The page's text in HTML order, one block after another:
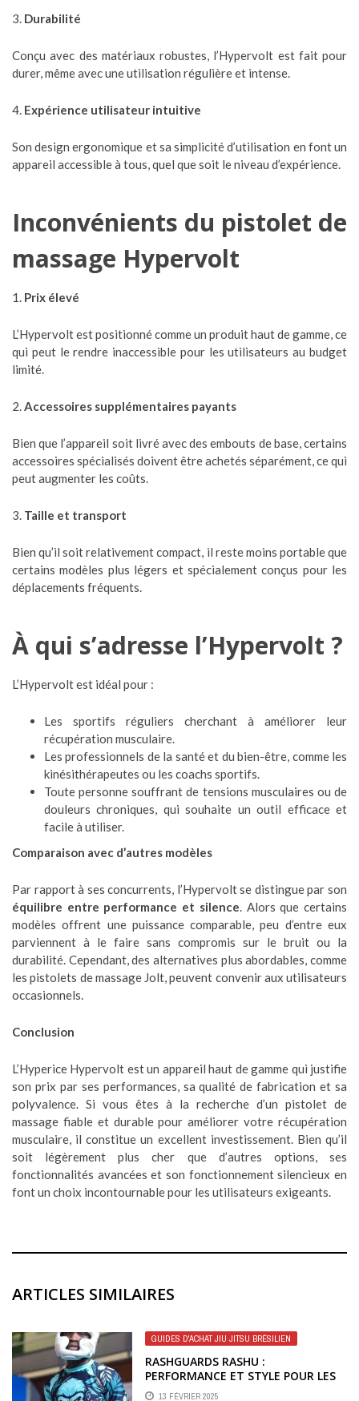
3. Durabilité
Conçu avec des matériaux robustes, l’Hypervolt est fait pour
durer, même avec une utilisation régulière et intense.
4. Expérience utilisateur intuitive
Son design ergonomique et sa simplicité d’utilisation en font un
appareil accessible à tous, quel que soit le niveau d’expérience.
Inconvénients du pistolet de
massage Hypervolt
1. Prix élevé
L’Hypervolt est positionné comme un produit haut de gamme, ce
qui peut le rendre inaccessible pour les utilisateurs au budget
limité.
2.Accessoires supplémentaires payants
Bien que l’appareil soit livré avec des embouts de base, certains
accessoires spécialisés doivent être achetés séparément, ce qui
peut augmenter les coûts.
3. Taille et transport
Bien qu’il soit relativement compact, il reste moins portable que
certains modèles plus légers et spécialement conçus pour les
déplacements fréquents.
À qui s’adresse l’Hypervolt ?
L’Hypervolt est idéal pour :
Les sportifs réguliers cherchant à améliorer leur
récupération musculaire.
Les professionnels de la santé et du bien-être, comme les
kinésithérapeutes ou les coachs sportifs.
Toute personne souffrant de tensions musculaires ou de
douleurs chroniques, qui souhaite un outil efficace et
facile à utiliser.
Comparaison avec d’autres modèles
Par rapport à ses concurrents, l’Hypervolt se distingue par son
équilibre entre performance et silence. Alors que certains
modèles offrent une puissance comparable, peu d’entre eux
parviennent à le faire sans compromis sur le bruit ou la
durabilité. Cependant, des alternatives plus abordables, comme
les pistolets de massage Jolt, peuvent convenir aux utilisateurs
occasionnels.
Conclusion
L’Hyperice Hypervolt est un appareil haut de gamme qui justifie
son prix par ses performances, sa qualité de fabrication et sa
polyvalence. Si vous êtes à la recherche d’un pistolet de
massage fiable et durable pour améliorer votre récupération
musculaire, il constitue un excellent investissement. Bien qu’il
soit légèrement plus cher que d’autres options, ses
fonctionnalités avancées et son fonctionnement silencieux en
font un choix incontournable pour les utilisateurs exigeants.
ARTICLES SIMILAIRES
GUIDES D'ACHAT JIU JITSU BRÉSILIEN
RASHGUARDS RASHU :
PERFORMANCE ET STYLE POUR LES
PASSIONNÉS DE JIU-JITSU BRÉSILIEN
13 FÉVRIER 2025